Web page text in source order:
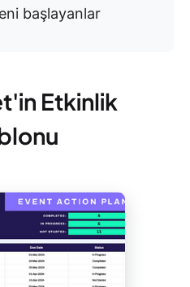
başlayanlar
Etkinlik